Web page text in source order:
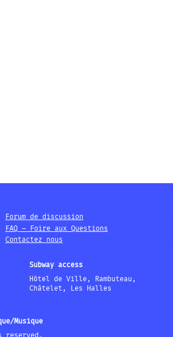
Forum de discussion
FAQ – Foire aux Questions
Contactez nous
Subway access
Hôtel de Ville, Rambuteau,
Châtelet, Les Halles
Musique